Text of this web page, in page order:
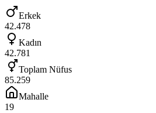
Erkek
42.478
Kadın
42.781
Toplam Nüfus
85.259
Mahalle
19